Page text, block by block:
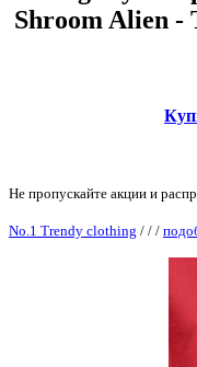
Shroom Alien -
Не пропускайте акции и
No.1 Trendy clothing / / /